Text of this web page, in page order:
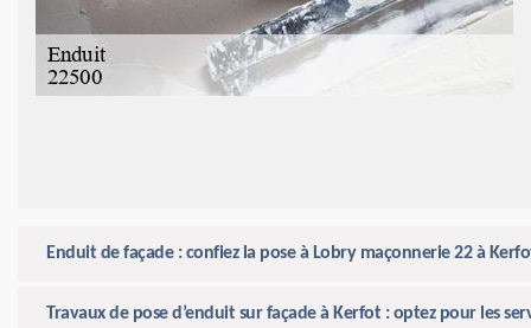
Enduit de façade : confiez la pose à Lobry maçonnerie 22 à
Travaux de pose d’enduit sur façade à Kerfot : optez pour les